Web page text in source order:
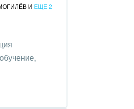
И ЕЩЕ 2